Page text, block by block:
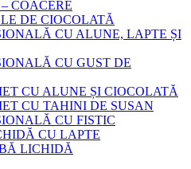
COACERE
DE CIOCOLATĂ
CU ALUNE, LAPTE ȘI
CU GUST DE
CU ALUNE ȘI CIOCOLATĂ
CU TAHINI DE SUSAN
CU FISTIC
CU LAPTE
LICHIDĂ